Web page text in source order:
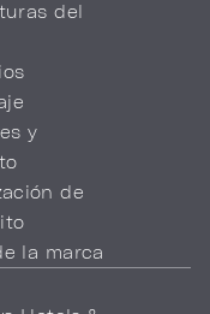
del
y
de
la marca